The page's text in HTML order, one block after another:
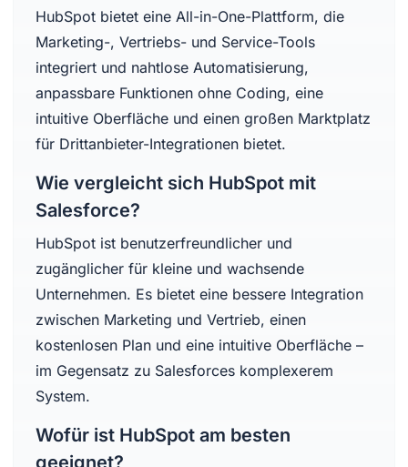
HubSpot bietet eine All-in-One-Plattform, die
Marketing-, Vertriebs- und Service-Tools
integriert und nahtlose Automatisierung,
anpassbare Funktionen ohne Coding, eine
intuitive Oberfläche und einen großen Marktplatz
für Drittanbieter-Integrationen bietet.
Wie vergleicht sich HubSpot mit
Salesforce?
HubSpot ist benutzerfreundlicher und
zugänglicher für kleine und wachsende
Unternehmen. Es bietet eine bessere Integration
zwischen Marketing und Vertrieb, einen
kostenlosen Plan und eine intuitive Oberfläche –
im Gegensatz zu Salesforces komplexerem
System.
Wofür ist HubSpot am besten
geeignet?